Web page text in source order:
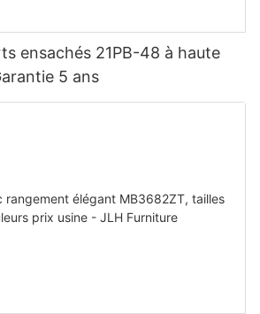
ensachés 21PB-48 à haute
5 ans